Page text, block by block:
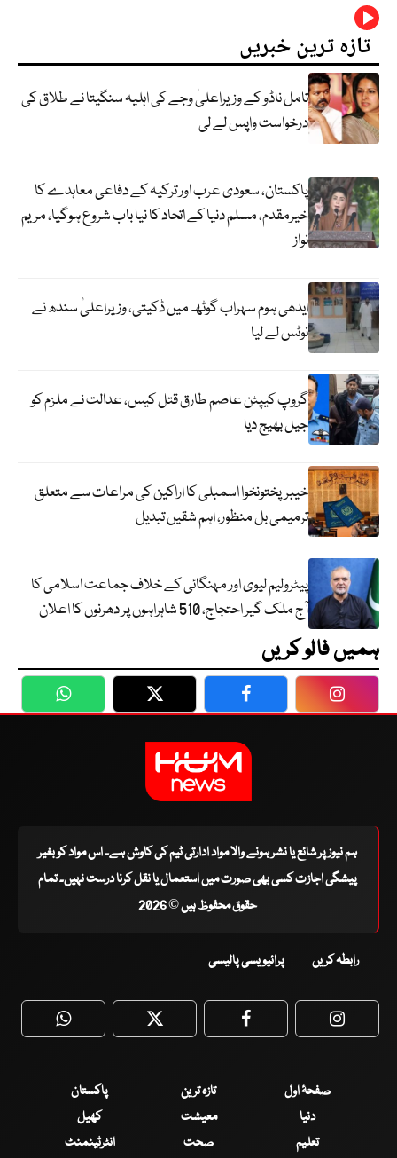
تازہ ترین خبریں
تامل ناڈو کے وزیراعلیٰ وجے کی اہلیہ سنگیتا نے طلاق کی
درخواست واپس لے لی
پاکستان، سعودی عرب اور ترکیہ کے دفاعی معاہدے کا
خیرمقدم، مسلم دنیا کے اتحاد کا نیا باب شروع ہوگیا، مریم
نواز
ایدھی ہوم سہراب گوٹھ میں ڈکیتی، وزیراعلیٰ سندھ نے
نوٹس لے لیا
گروپ کیپٹن عاصم طارق قتل کیس، عدالت نے ملزم کو
جیل بھیج دیا
خیبرپختونخوا اسمبلی کا اراکین کی مراعات سے متعلق
ترمیمی بل منظور، اہم شقیں تبدیل
پیٹرولیم لیوی اور مہنگائی کے خلاف جماعت اسلامی کا
آج ملک گیر احتجاج، 510 شاہراہوں پر دھرنوں کا اعلان
ہمیں فالو کریں
WhatsApp Twitter Facebook
ہم نیوز پر شائع یا نشر ہونے والا مواد ادارتی ٹیم کی کاوش ہے۔ اس مواد کو بغیر
پیشگی اجازت کسی بھی صورت میں استعمال یا نقل کرنا درست نہیں۔ تمام
حقوق محفوظ ہیں © 2026
رابطہ کریں پرائیویسی پالیسی
WhatsApp Twitter Facebook
صفحۂ اول تازہ ترین
پاکستان
دنیا
معیشت
کھیل
تعلیم
صحت انٹرٹینمنٹ